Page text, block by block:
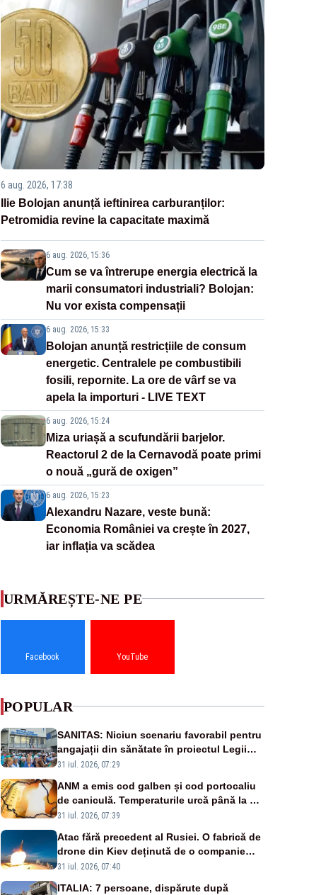
6 aug. 2026, 17:38
Ilie Bolojan anunță ieftinirea carburanților:
Petromidia revine la capacitate maximă
6 aug. 2026, 15:36
Cum se va întrerupe energia electrică la
marii consumatori industriali? Bolojan:
Nu vor exista compensații
6 aug. 2026, 15:33
Bolojan anunță restricțiile de consum
energetic. Centralele pe combustibili
fosili, repornite. La ore de vârf se va
apela la importuri - LIVE TEXT
6 aug. 2026, 15:24
Miza uriașă a scufundării barjelor.
Reactorul 2 de la Cernavodă poate primi
o nouă „gură de oxigen”
6 aug. 2026, 15:23
Alexandru Nazare, veste bună:
Economia României va crește în 2027,
iar inflația va scădea
URMĂREȘTE-NE PE
Facebook YouTube
POPULAR
SANITAS: Niciun scenariu favorabil pentru
angajații din sănătate în proiectul Legii
salarizării
31 iul. 2026, 07:29
ANM a emis cod galben și cod portocaliu
de caniculă. Temperaturile urcă până la 38
de grade, iar nopțile devin tropicale
31 iul. 2026, 07:39
Atac fără precedent al Rusiei. O fabrică de
drone din Kiev deținută de o companie
americană, distrusă de o rachetă rusească
31 iul. 2026, 07:40
ITALIA: 7 persoane, dispărute după